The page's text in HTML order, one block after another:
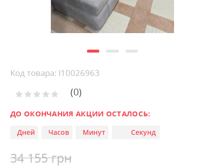
Skip
the
of
images
Код товара: l10026963
Рейтинг: 0
ДО ОКОНЧАНИЯ АКЦИИ ОСТАЛОСЬ:
Дней Часов Минут Секунд
34 155 грн